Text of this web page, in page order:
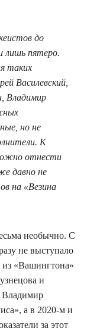
до
лишь пятеро.
таких
Василевский,
Владимир
но не
К
отнести
давно не
на «Везина
необычно. С
не выступало
из «Вашингтона»
и
Владимир
а в 2020-м и
за этот